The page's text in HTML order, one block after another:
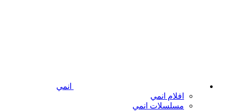
انمي
افلام انمي
مسلسلات انمي